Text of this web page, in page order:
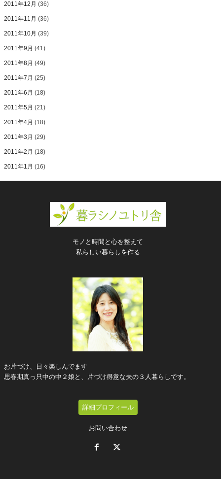
2011年12月 (36)
2011年11月 (36)
2011年10月 (39)
2011年9月 (41)
2011年8月 (49)
2011年7月 (25)
2011年6月 (18)
2011年5月 (21)
2011年4月 (18)
2011年3月 (29)
2011年2月 (18)
2011年1月 (16)
モノと時間と心を整えて
私らしい暮らしを作る
お片づけ、日々楽しんでます
思春期真っ只中の中２娘と、片づけ得意な夫の３人暮らしです。
詳細プロフィール
お問い合わせ